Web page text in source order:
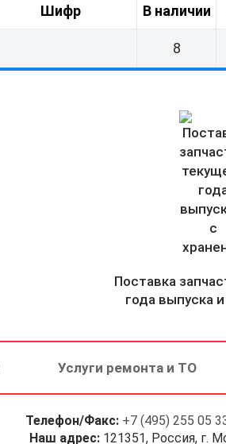
Шифр В наличии
8
Поставка
года выпуска
Услуги ремонта и ТО
Телефон/Факс: +7 (495) 255 05
Наш адрес:121351, Россия, г.